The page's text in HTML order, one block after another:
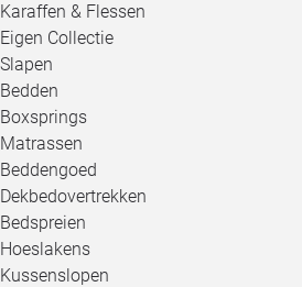
Karaffen & Flessen
Eigen Collectie
Slapen
Bedden
Boxsprings
Matrassen
Beddengoed
Dekbedovertrekken
Bedspreien
Hoeslakens
Kussenslopen